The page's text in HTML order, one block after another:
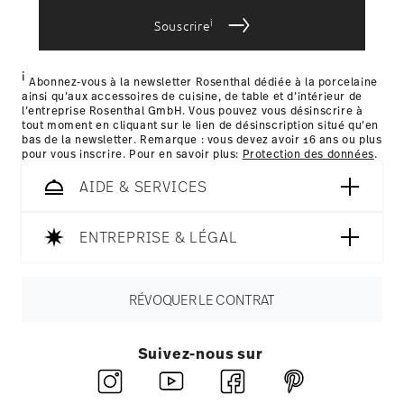
Nutzung der Dienste gesammelt haben.
les détails pour chaque pays de livraison
ici
Souscrirei
i Abonnez-vous à la newsletter Rosenthal dédiée à la porcelaine
ainsi qu’aux accessoires de cuisine, de table et d’intérieur de
l’entreprise Rosenthal GmbH. Vous pouvez vous désinscrire à
tout moment en cliquant sur le lien de désinscription situé qu’en
bas de la newsletter. Remarque : vous devez avoir 16 ans ou plus
pour vous inscrire. Pour en savoir plus: Protection des données.
AIDE & SERVICES
ENTREPRISE & LÉGAL
RÉVOQUER LE CONTRAT
Suivez-nous sur